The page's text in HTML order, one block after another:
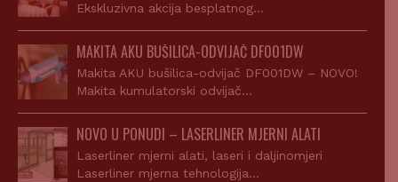
Ekskluzivna akcija besplatnog…
MAKITA AKU BUŠILICA-ODVIJAČ DF001DW
Makita AKU bušilica-odvijač DF001DW – NOVO!
Makita kumulatorski odvijač…
NOVO U PONUDI – LASERLINER MJERNI ALATI
Laserliner mjerni alati, laseri i daljinomjeri
Laserliner mjerna tehnologija…